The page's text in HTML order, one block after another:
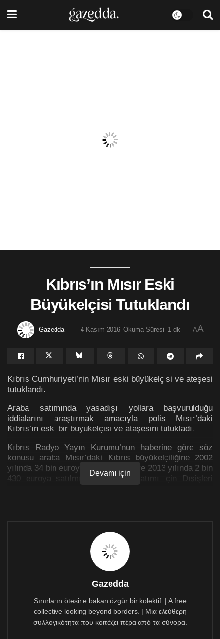
Kıbrıs’ın Mısır Eski
Büyükelçisi Tutuklandı
Gazedda 4 Kasım 2016 Okuma Süresi: 1 dk AA
Kıbrıs Cumhuriyeti’nin Mısır eski büyükelçisi ve ateşesi
tutuklandı.
Araba satımında yasadışı yollara başvurulduğu
iddialarını araştırmak amacıyla polis Mısır’daki
Kıbrıs’ın eski bir büyükelçisi ve ataşesini tutukladı.
Kıbrıs Radyo Yayın Kurumu’nun haberine göre söz
konusu araba Mısır’daki Kıbrıs büyükelçiliğine 2002
yılında 34 bin euroya satın alınmış ve 2013 yılında 2 bin
430 euroya satılmıştı. Arabanın satımı için Dışişleri
Araba 7 Nisan 2015 tarihinde Kıbrıs’a getirildi ve 2016
Şubatında büyükelçiliğin eski ataşesi olan ve şimdi
başka bir dairede çalışmakta olan kişi adına kaydedildi.
Bu kişinin, söz konusu arabanın satılması önerisi yapan
komisyonun üyesi olduğu belirtiliyor.
Devamı için
Gazedda
Sınırların ötesine bakan özgür bir kolektif. | A free
collective looking beyond borders. | Μια ελεύθερη
συλλογικότητα που κοιτάζει πέρα από τα σύνορα.